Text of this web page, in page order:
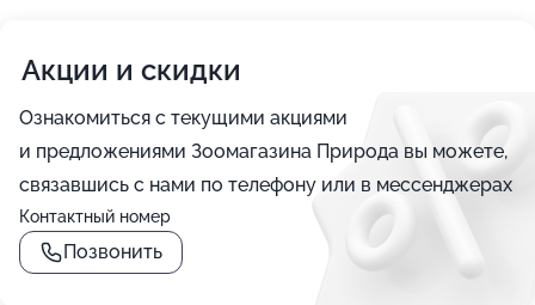
Акции и скидки
Ознакомиться с текущими акциями
и предложениями Зоомагазина Природа вы можете,
связавшись с нами по телефону или в мессенджерах
Контактный номер
Позвонить